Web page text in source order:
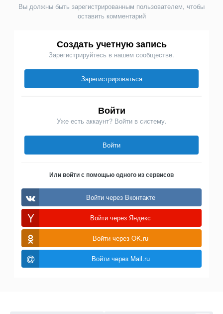
Вы должны быть зарегистрированным пользователем, чтобы
оставить комментарий
Создать учетную запись
Зарегистрируйтесь в нашем сообществе.
Зарегистрироваться
Войти
Уже есть аккаунт? Войти в систему.
Войти
Или войти с помощью одного из сервисов
Войти через Вконтакте
Войти через Яндекс
Войти через OK.ru
Войти через Mail.ru